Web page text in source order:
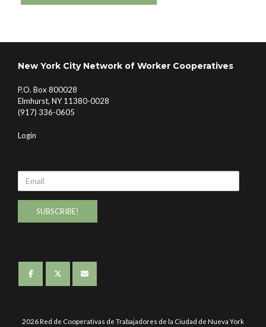
New York City Network of Worker Cooperatives
P.O. Box 800028
Elmhurst, NY 11380-0028
(917) 336-0605
Login
2026 Red de Cooperativas de Trabajadores de la Ciudad de Nueva York